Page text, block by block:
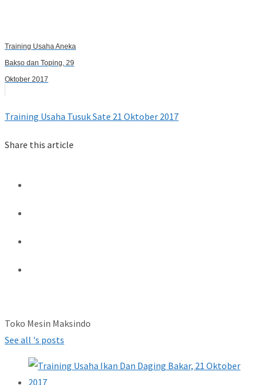
Training Usaha Aneka
Bakso dan Toping, 29
Oktober 2017
Training Usaha Tusuk Sate 21 Oktober 2017
Share this article
Toko Mesin Maksindo
See all 's posts